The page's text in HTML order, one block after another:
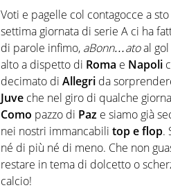
spesso e volentieri finisce sul
Voti e pagelle col contagocce a
settima giornata di serie A ci ha
di parole infimo, aBonn…atoal gol
alto a dispetto di Roma e Napoli
decimato di Allegri da
Juve che nel giro di qualche
Como pazzo di Paz e siamo già
nei nostri immancabili top e flop.
né di più né di meno. Che non
restare in tema di dolcetto o
calcio!